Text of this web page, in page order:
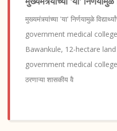
मुख्यमंत्र्यांच्या 'या' निर्णयामुळे
government medical
Bawankule, 12-hectare
government medical college,
ठरणाऱ्या शासकीय वै